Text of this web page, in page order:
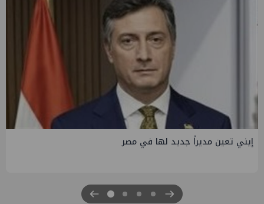
إيني تعين مديراً جديد لها في مصر